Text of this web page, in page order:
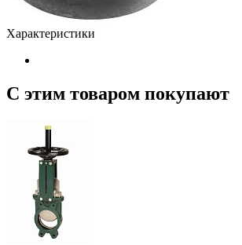
Характеристики
С этим товаром покупают